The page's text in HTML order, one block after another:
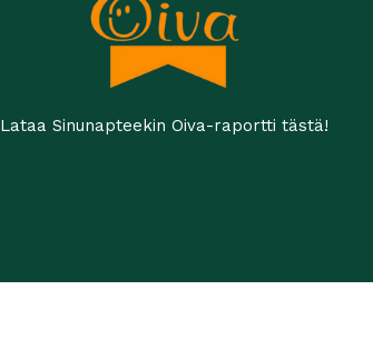
Lataa Sinunapteekin Oiva-raportti tästä!